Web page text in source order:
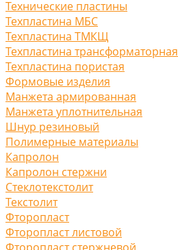
Технические пластины
Техпластина МБС
Техпластина ТМКЩ
Техпластина трансформаторная
Техпластина пористая
Формовые изделия
Манжета армированная
Манжета уплотнительная
Шнур резиновый
Полимерные материалы
Капролон
Капролон стержни
Стеклотекстолит
Текстолит
Фторопласт
Фторопласт листовой